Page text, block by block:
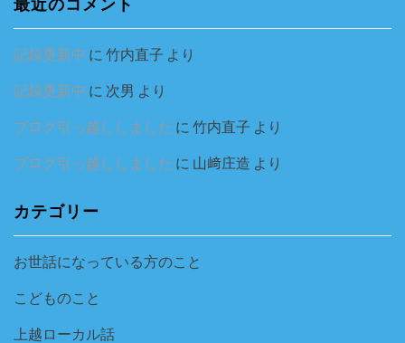
記録更新中 に 竹内直子 より
記録更新中 に 次男 より
ブログ引っ越ししました に 竹内直子 より
ブログ引っ越ししました に 山﨑庄造 より
カテゴリー
お世話になっている方のこと
こどものこと
上越ローカル話